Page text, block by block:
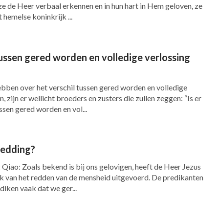
de Heer verbaal erkennen en in hun hart in Hem geloven, ze
hemelse koninkrijk ...
gered worden en volledige verlossing
over het verschil tussen gered worden en volledige
zijn er wellicht broeders en zusters die zullen zeggen: “Is er
gered worden en vol...
de Heer Jezus
van het redden van de mensheid uitgevoerd. De predikanten
vaak dat we ger...